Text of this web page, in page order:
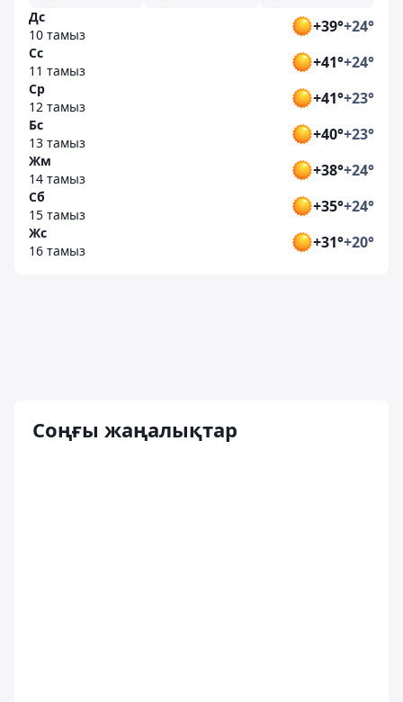
Дс
10 тамыз
+39°+24°
Сс
11 тамыз
+41°+24°
Ср
12 тамыз
+41°+23°
Бс
13 тамыз
+40°+23°
Жм
14 тамыз
+38°+24°
Сб
15 тамыз
+35°+24°
Жс
16 тамыз
+31°+20°
Соңғы жаңалықтар